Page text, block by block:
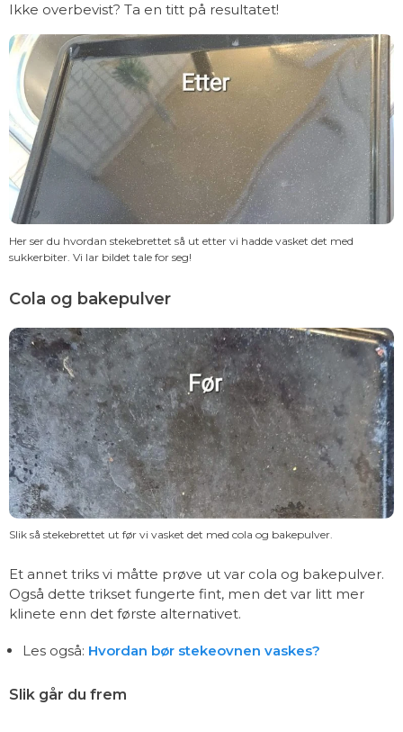
Ikke overbevist? Ta en titt på resultatet!
Her ser du hvordan stekebrettet så ut etter vi hadde vasket det med
sukkerbiter. Vi lar bildet tale for seg!
Cola og bakepulver
Slik så stekebrettet ut før vi vasket det med cola og bakepulver.
Et annet triks vi måtte prøve ut var cola og bakepulver.
Også dette trikset fungerte fint, men det var litt mer
klinete enn det første alternativet.
Les også: Hvordan bør stekeovnen vaskes?
Slik går du frem